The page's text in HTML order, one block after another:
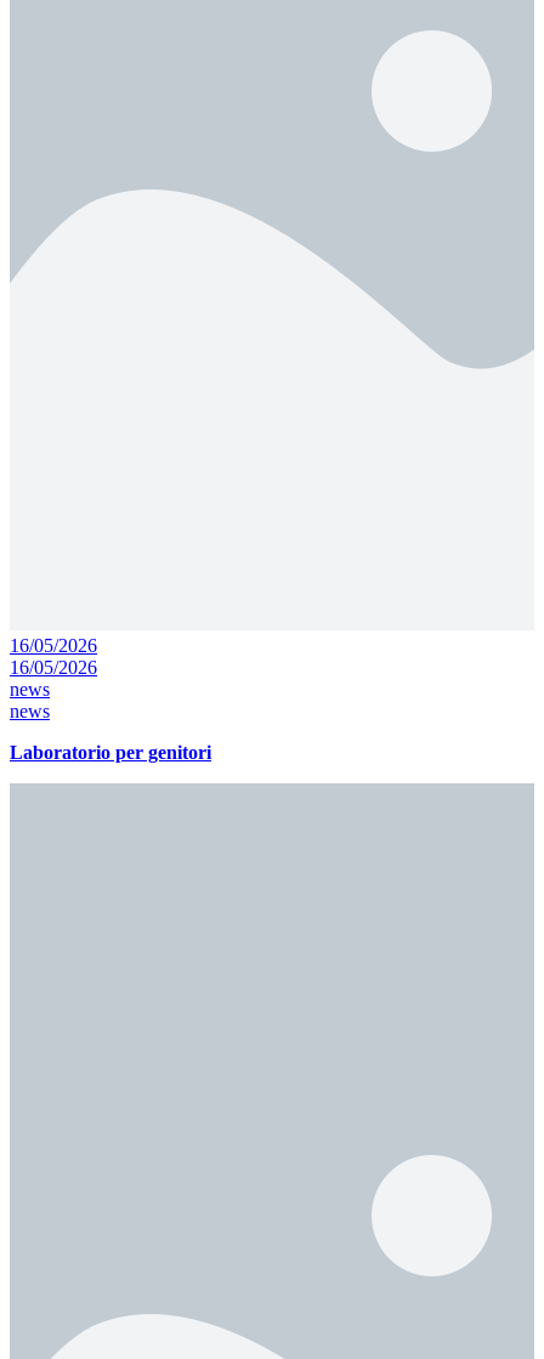
16/05/2026
16/05/2026
news
news
Laboratorio per genitori